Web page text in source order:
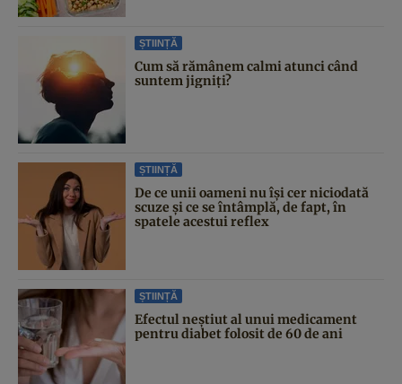
ȘTIINȚĂ
Cum să rămânem calmi atunci când
suntem jigniți?
ȘTIINȚĂ
De ce unii oameni nu își cer niciodată
scuze și ce se întâmplă, de fapt, în
spatele acestui reflex
ȘTIINȚĂ
Efectul neștiut al unui medicament
pentru diabet folosit de 60 de ani